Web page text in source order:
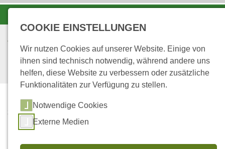
STARTSEITE
...
COLOR-INFRAROT-LUFTBILDER
COOKIE EINSTELLUNGEN
Wir nutzen Cookies auf unserer Website. Einige von
ihnen sind technisch notwendig, während andere uns
helfen, diese Website zu verbessern oder zusätzliche
Funktionalitäten zur Verfügung zu stellen.
Notwendige Cookies
Externe Medien